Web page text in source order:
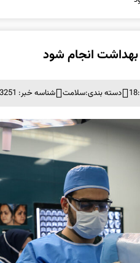
بهداشت انجام شود
دسته بندی:سلامت شناسه خبر: 63251